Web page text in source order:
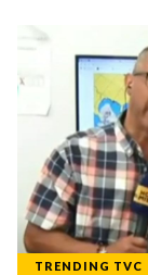
TRENDING TVC